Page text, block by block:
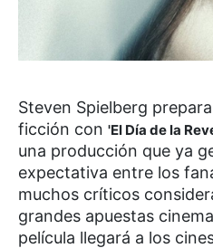
Steven Spielberg
ficción con 'El Día de la
una producción que ya
expectativa entre los
muchos críticos
grandes apuestas
película llegará a los